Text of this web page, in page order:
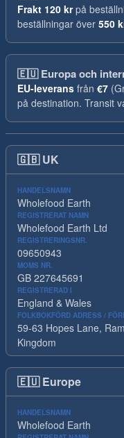
Frakt 120 krpå
beställningar över 550
🇪🇺Europa och
EU-leverans från €7
på destination. Transit
🇬🇧 UK
HANDELSNAMN
Wholefood Earth
REGISTRERAT NAMN
Wholefood Earth Ltd
REGISTRERINGSNR.
09650943
MOMS NR.
GB 227645691
REGISTRERAD I
England & Wales
FOLKBOKFÖRD ADRESS /
59-63 Hopes Lane,
Kingdom
🇪🇺 Europe
HANDELSNAMN
Wholefood Earth